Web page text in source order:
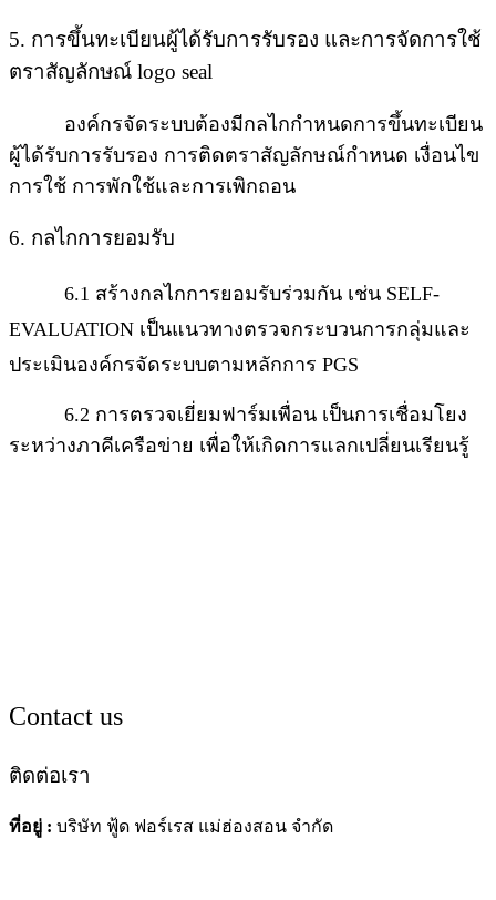
5. การขึ้นทะเบียนผู้ได้รับการรับรอง และการจัดการใช้
ตราสัญลักษณ์ logo seal
องค์กรจัดระบบต้องมีกลไกกำหนดการขึ้นทะเบียน
ผู้ได้รับการรับรอง การติดตราสัญลักษณ์กำหนด เงื่อนไข
การใช้ การพักใช้และการเพิกถอน
6. กลไกการยอมรับ
6.1 สร้างกลไกการยอมรับร่วมกัน เช่น SELF-
EVALUATION เป็นแนวทางตรวจกระบวนการกลุ่มและ
ประเมินองค์กรจัดระบบตามหลักการ PGS
6.2 การตรวจเยี่ยมฟาร์มเพื่อน เป็นการเชื่อมโยง
ระหว่างภาคีเครือข่าย เพื่อให้เกิดการแลกเปลี่ยนเรียนรู้
Contact us
ติดต่อเรา
ที่อยู่ : บริษัท ฟู้ด ฟอร์เรส แม่ฮ่องสอน จำกัด